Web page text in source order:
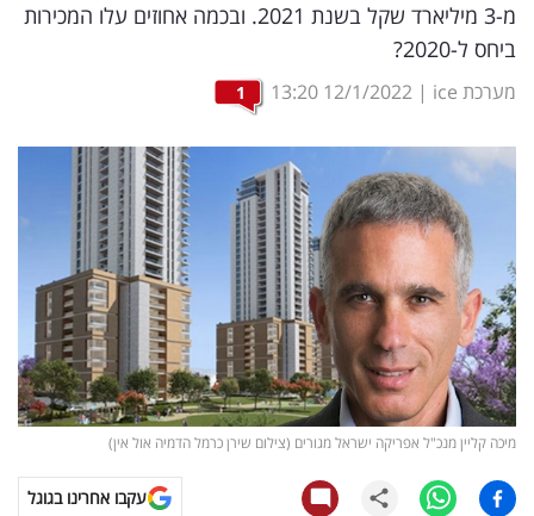
שיווק
ופרסום
מדדים
ומחקרים
דעות
רכילות
עסקית
קריפטו
ויראלי
מ-3 מיליארד שקל בשנת 2021. ובכמה אחוזים עלו המכירות
ביחס ל-2020?
מערכת ice |
12/1/2022
13:20
1
מיכה קליין מנכ"ל אפריקה ישראל מגורים (צילום שירן כרמל הדמיה אול אין)
עקבו אחרינו בגוגל